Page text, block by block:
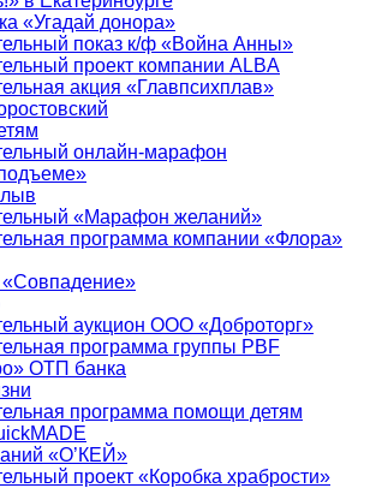
«Угадай донора»
показ к/ф «Война Анны»
проект компании ALBA
акция «Главпсихплав»
онлайн‑марафон
«Марафон желаний»
программа компании «Флора»
аукцион ООО «Доброторг»
программа группы PBF
ОТП банка
программа помощи детям
«О’КЕЙ»
проект «Коробка храбрости»